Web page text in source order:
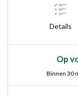
Details
Op
Binnen 30